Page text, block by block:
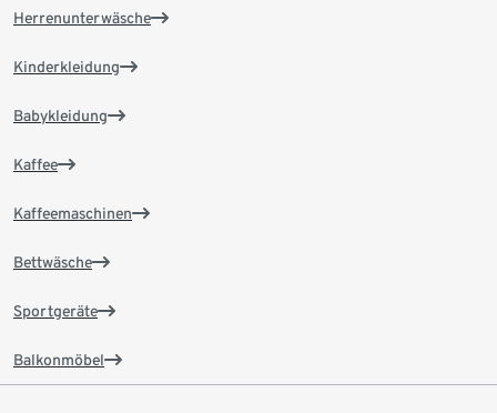
Herrenunterwäsche
Kinderkleidung
Babykleidung
Kaffee
Kaffeemaschinen
Bettwäsche
Sportgeräte
Balkonmöbel